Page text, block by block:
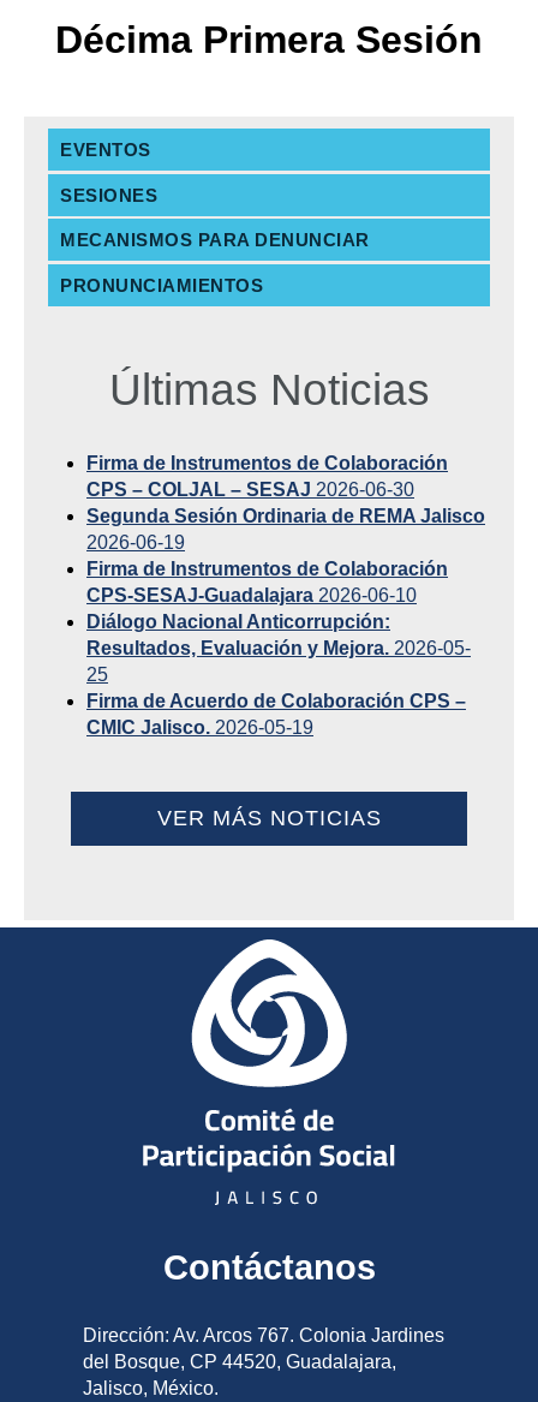
Décima Primera Sesión
EVENTOS
SESIONES
MECANISMOS PARA DENUNCIAR
PRONUNCIAMIENTOS
Últimas Noticias
Firma de Instrumentos de Colaboración
CPS – COLJAL – SESAJ 2026-06-30
Segunda Sesión Ordinaria de REMA Jalisco
2026-06-19
Firma de Instrumentos de Colaboración
CPS-SESAJ-Guadalajara 2026-06-10
Diálogo Nacional Anticorrupción:
Resultados, Evaluación y Mejora. 2026-05-
25
Firma de Acuerdo de Colaboración CPS –
CMIC Jalisco. 2026-05-19
VER MÁS NOTICIAS
Contáctanos
Dirección: Av. Arcos 767. Colonia Jardines
del Bosque, CP 44520, Guadalajara,
Jalisco, México.